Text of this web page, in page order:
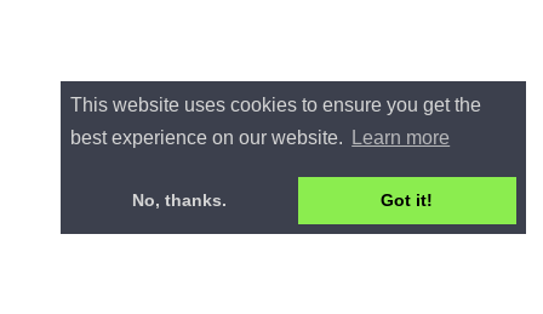
This website uses cookies to ensure you get the
best experience on our website.
Learn more
No, thanks. Got it!